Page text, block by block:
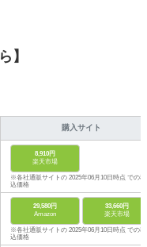
】
購入サイト
8,910円
楽天市場
※各社通販サイトの 2025年06月10日時点 での税
込価格
29,580円
Amazon
33,660円
楽天市場
※各社通販サイトの 2025年06月10日時点 での税
込価格